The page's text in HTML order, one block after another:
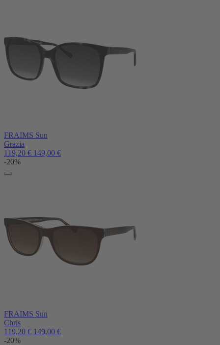
FRAIMS Sun
Grazia
119,20 € 149,00 €
-20%
FRAIMS Sun
Chris
119,20 € 149,00 €
-20%